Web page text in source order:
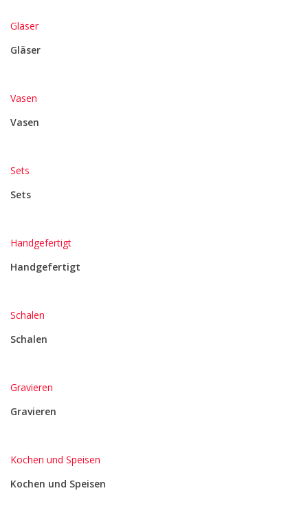
Gläser
Gläser
Vasen
Vasen
Sets
Sets
Handgefertigt
Handgefertigt
Schalen
Schalen
Gravieren
Gravieren
Kochen und Speisen
Kochen und Speisen